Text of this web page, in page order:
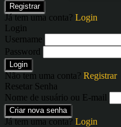
Registrar
Já tem uma conta? Login
Login
Username
Password
Login
Não tem uma conta? Registrar
Resetar Senha
Nome de usuário ou E-mail
Criar nova senha
Já tem uma conta? Login